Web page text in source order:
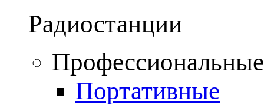
Радиостанции
Портативные